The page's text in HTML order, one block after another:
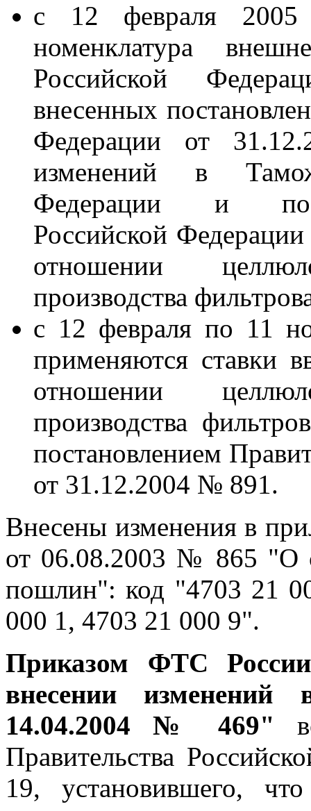
с 12 февраля 2005
номенклатура
Российской
внесенных
Федерации от
изменений в
Федерации и
Российской
отношении
производства
с 12 февраля по 11
применяются ставки
отношении
производства
постановлением
от 31.12.2004 № 891.
Внесены изменения в
от 06.08.2003 № 865 "О
пошлин": код "4703 21
000 1, 4703 21 000 9".
Приказом ФТС
внесении
14.04.2004 № 469"
Правительства
19, установившего,